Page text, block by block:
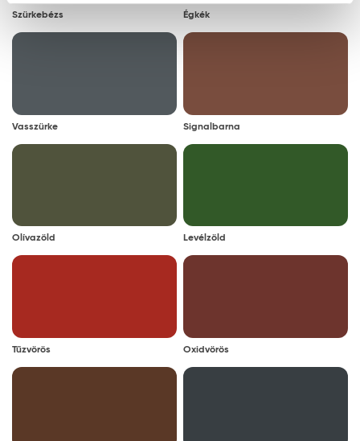
Szürkebézs Égkék
Vasszürke Signalbarna
Olívazöld Levélzöld
Tűzvörös Oxidvörös